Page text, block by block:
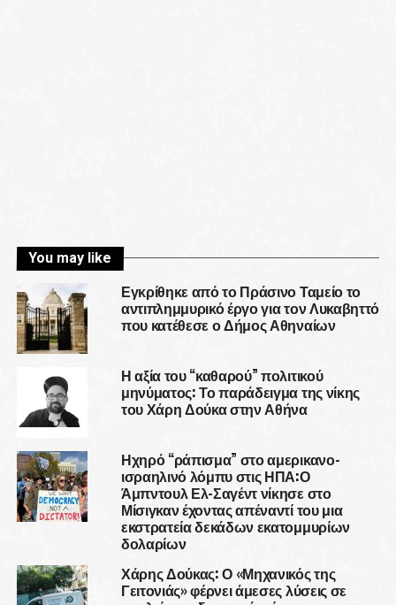
You may like
Εγκρίθηκε από το Πράσινο Ταμείο το
αντιπλημμυρικό έργο για τον Λυκαβηττό
που κατέθεσε ο Δήμος Αθηναίων
Η αξία του “καθαρού” πολιτικού
μηνύματος: Το παράδειγμα της νίκης
του Χάρη Δούκα στην Αθήνα
Ηχηρό “ράπισμα” στο αμερικανο-
ισραηλινό λόμπυ στις ΗΠΑ:Ο
Άμπντουλ Ελ-Σαγέντ νίκησε στο
Μίσιγκαν έχοντας απέναντί του μια
εκστρατεία δεκάδων εκατομμυρίων
δολαρίων
Χάρης Δούκας: Ο «Μηχανικός της
Γειτονιάς» φέρνει άμεσες λύσεις σε